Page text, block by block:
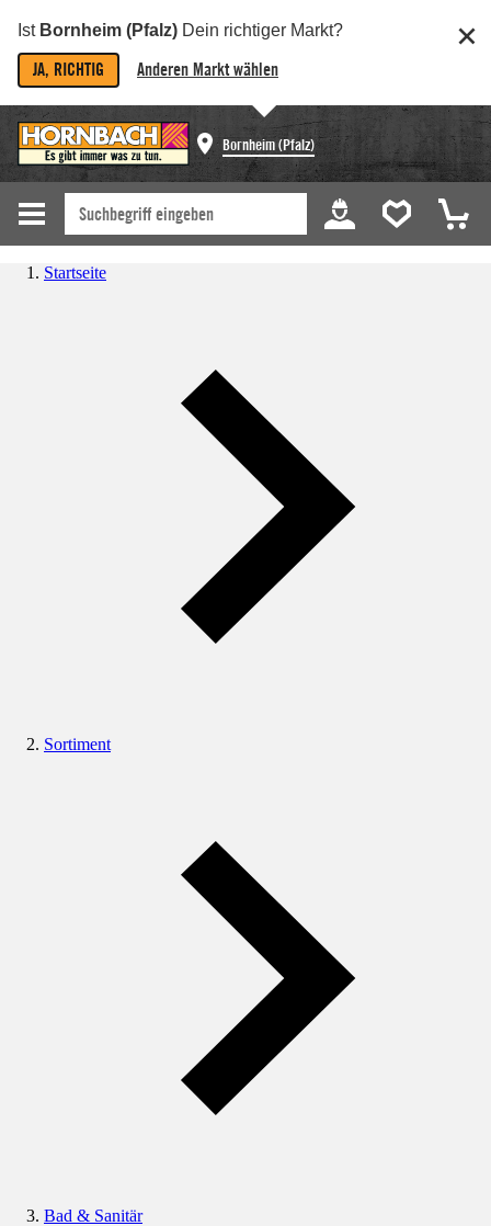
Ist Bornheim (Pfalz) Dein richtiger Markt?
JA, RICHTIG Anderen Markt wählen
Bornheim (Pfalz)
Startseite
Sortiment
Bad & Sanitär